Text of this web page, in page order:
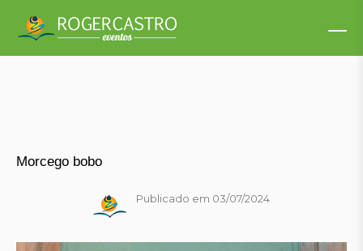
Morcego bobo
Publicado em 03/07/2024